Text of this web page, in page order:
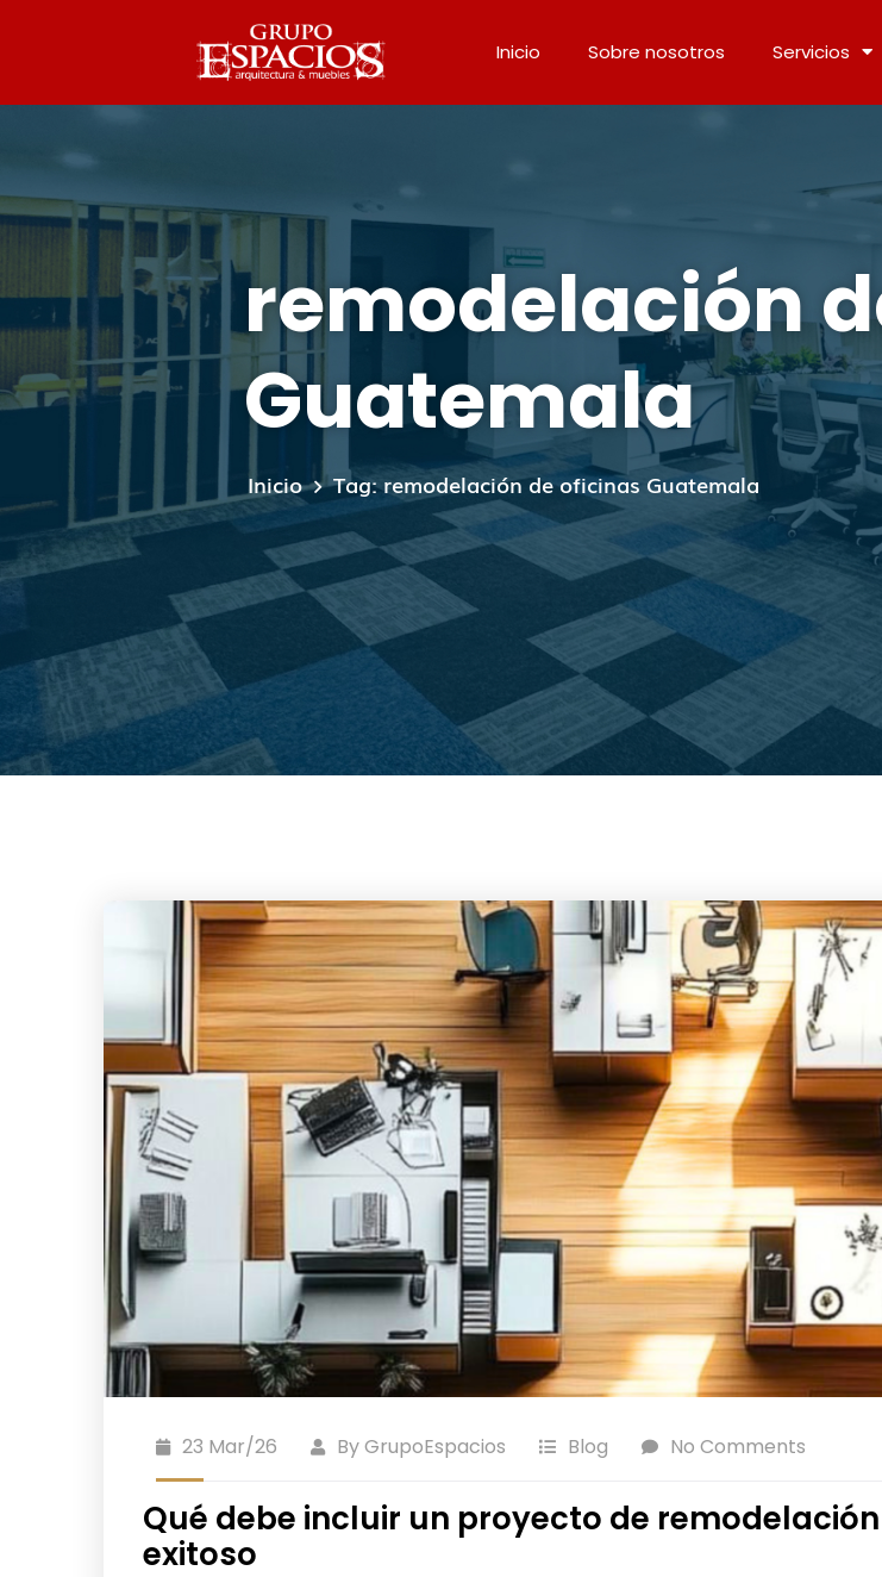
Inicio Sobre nosotros Servicios
remodelación
Guatemala
Inicio Tag: remodelación de oficinas Guatemala
23 Mar/26 ByGrupoEspacios Blog No Comments
Qué debe incluir un proyecto de
exitoso